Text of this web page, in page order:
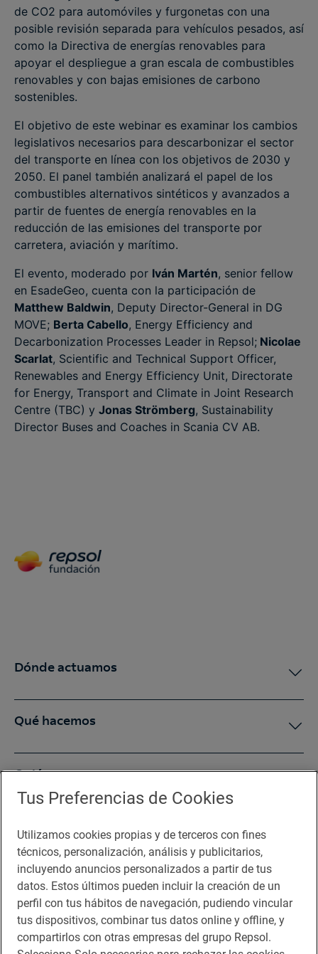
de CO2 para automóviles y furgonetas con una
posible revisión separada para vehículos pesados, así
como la Directiva de energías renovables para
apoyar el despliegue a gran escala de combustibles
renovables y con bajas emisiones de carbono
sostenibles.
El objetivo de este webinar es examinar los cambios
legislativos necesarios para descarbonizar el sector
del transporte en línea con los objetivos de 2030 y
2050. El panel también analizará el papel de los
combustibles alternativos sintéticos y avanzados a
partir de fuentes de energía renovables en la
reducción de las emisiones del transporte por
carretera, aviación y marítimo.
El evento, moderado por Iván Martén, senior fellow
en EsadeGeo, cuenta con la participación de
Matthew Baldwin, Deputy Director-General in DG
MOVE; Berta Cabello, Energy Efficiency and
Decarbonization Processes Leader in Repsol; Nicolae
Scarlat, Scientific and Technical Support Officer,
Renewables and Energy Efficiency Unit, Directorate
for Energy, Transport and Climate in Joint Research
Centre (TBC) y Jonas Strömberg, Sustainability
Director Buses and Coaches in Scania CV AB.
Dónde actuamos
Qué hacemos
Quiénes somos
Sala de prensa
Te puede interesar
Tus Preferencias de Cookies
Utilizamos cookies propias y de terceros con fines
técnicos, personalización, análisis y publicitarios,
incluyendo anuncios personalizados a partir de tus
datos. Estos últimos pueden incluir la creación de un
perfil con tus hábitos de navegación, pudiendo vincular
tus dispositivos, combinar tus datos online y offline, y
compartirlos con otras empresas del grupo Repsol.